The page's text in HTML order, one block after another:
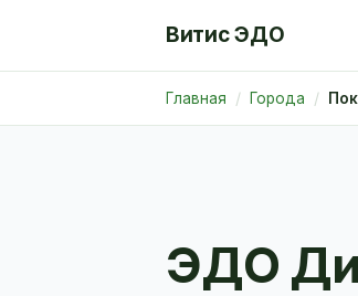
Витис ЭДО
Главная Города
ЭДО